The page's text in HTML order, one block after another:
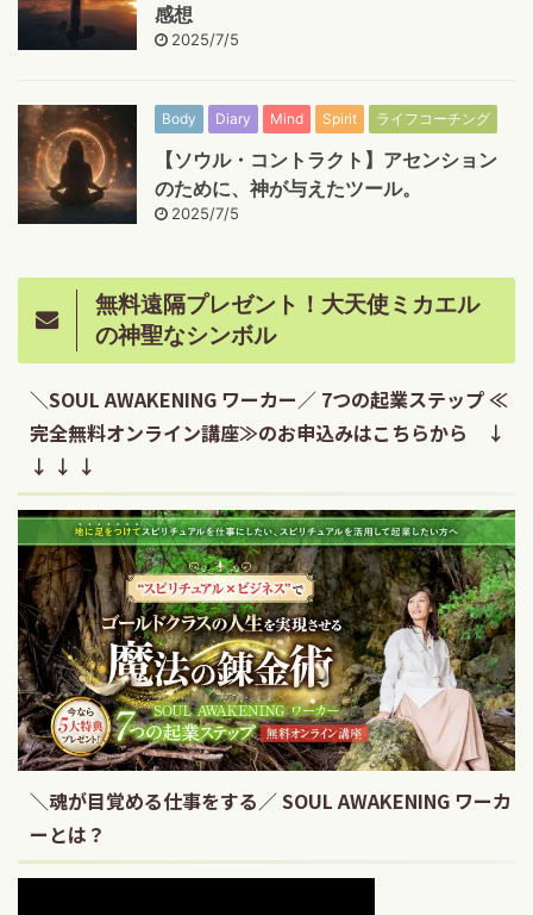
感想
2025/7/5
Body Diary Mind Spirit ライフコーチング
【ソウル・コントラクト】アセンション
のために、神が与えたツール。
2025/7/5
無料遠隔プレゼント！大天使ミカエル
の神聖なシンボル
＼SOUL AWAKENING ワーカー／ 7つの起業ステップ ≪
完全無料オンライン講座≫のお申込みはこちらから ↓
↓ ↓ ↓
＼魂が目覚める仕事をする／ SOUL AWAKENING ワーカ
ーとは？